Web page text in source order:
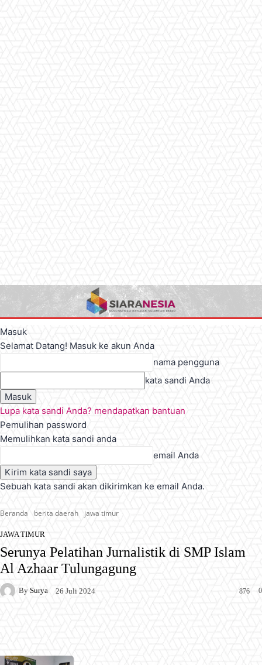
Masuk
Selamat Datang! Masuk ke akun Anda
nama pengguna
kata sandi Anda
Lupa kata sandi Anda? mendapatkan bantuan
Pemulihan password
Memulihkan kata sandi anda
email Anda
Sebuah kata sandi akan dikirimkan ke email Anda.
Beranda berita daerah jawa timur
JAWA TIMUR
Serunya Pelatihan Jurnalistik di SMP Islam
Al Azhaar Tulungagung
By Surya 26 Juli 2024 0
876